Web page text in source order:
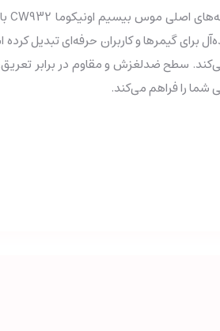
برای گیمرها و کاربران حرفه‌ای تبدیل
سطح ضدلغزش و مقاوم در برابر
را فراهم می‌کند.